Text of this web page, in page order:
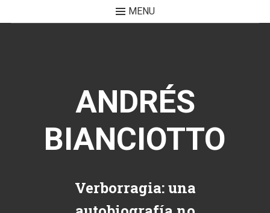
MENU
ANDRÉS
BIANCIOTTO
Verborragia: una